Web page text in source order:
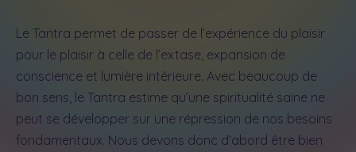
Le Tantra permet de passer de l’expérience du plaisir
pour le plaisir à celle de l’extase, expansion de
conscience et lumière intérieure. Avec beaucoup de
bon sens, le Tantra estime qu’une spiritualité saine ne
peut se développer sur une répression de nos besoins
fondamentaux. Nous devons donc d’abord être bien